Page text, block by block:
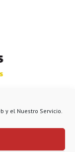
y el Nuestro Servicio.